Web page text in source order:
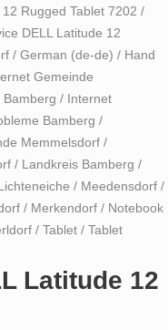
Rugged Tablet 7202 /
DELL Latitude 12
/ German (de-de) / Hand
Gemeinde
/ Internet
Bamberg /
Memmelsdorf /
/ Landkreis Bamberg /
/ Meedensdorf /
/ Merkendorf / Notebook
/ Tablet / Tablet
Latitude 12